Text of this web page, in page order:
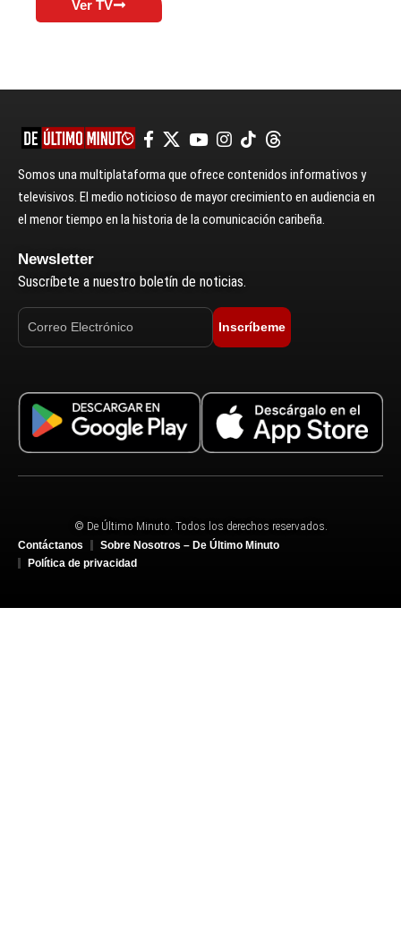
Ver TV
Somos una multiplataforma que ofrece contenidos informativos y
televisivos. El medio noticioso de mayor crecimiento en audiencia en
el menor tiempo en la historia de la comunicación caribeña.
Newsletter
Suscríbete a nuestro boletín de noticias.
Inscríbeme
© De Último Minuto. Todos los derechos reservados.
Contáctanos
Sobre Nosotros – De Último Minuto
Política de privacidad